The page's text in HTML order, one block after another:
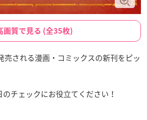
画質で見る (全35枚)
売される漫画・コミックスの新刊をピッ
チェックにお役立てください！